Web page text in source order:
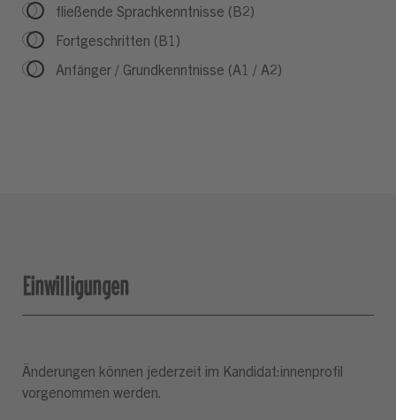
fließende Sprachkenntnisse (B2)
Fortgeschritten (B1)
Anfänger / Grundkenntnisse (A1 / A2)
Einwilligungen
Änderungen können jederzeit im Kandidat:innenprofil
vorgenommen werden.